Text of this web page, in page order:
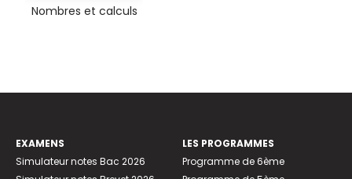
Nombres et calculs
EXAMENS
Simulateur notes Bac 2026
LES PROGRAMMES
Programme de 6ème